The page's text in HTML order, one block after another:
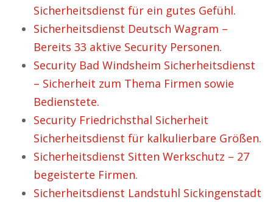
Sicherheitsdienst für ein gutes Gefühl.
Sicherheitsdienst Deutsch Wagram –
Bereits 33 aktive Security Personen.
Security Bad Windsheim Sicherheitsdienst
– Sicherheit zum Thema Firmen sowie
Bedienstete.
Security Friedrichsthal Sicherheit
Sicherheitsdienst für kalkulierbare Größen.
Sicherheitsdienst Sitten Werkschutz – 27
begeisterte Firmen.
Sicherheitsdienst Landstuhl Sickingenstadt